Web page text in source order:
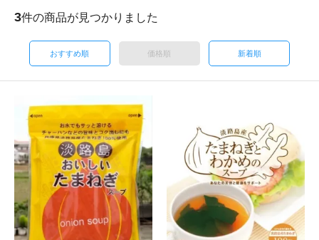
3件の商品が見つかりました
おすすめ順 価格順 新着順